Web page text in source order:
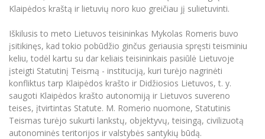
Vilniaus Karaliaus Sedžiongo institutas
Frankofoniškų šalių studijų centras
Korupcijos prevencija
Darbuotojų elektroninis paštas
darbuotojams (MFA)
Mokslininkų profiliai "CRIS"
Bendruomenės gerovė
Darbuotojų kvalifikacijos kėlimas
MRU norminių teisės aktų duomenų bazė
Intranetas
eDVS
Klaipėdos kraštą ir lietuvių noro kuo greičiau jį sulietuvinti.
Iškilusis to meto Lietuvos teisininkas Mykolas Romeris buvo
įsitikinęs, kad tokio pobūdžio ginčus geriausia spręsti teisminiu
keliu, todėl kartu su dar keliais teisininkais pasiūlė Lietuvoje
įsteigti Statutinį Teismą - instituciją, kuri turėjo nagrinėti
konfliktus tarp Klaipėdos krašto ir Didžiosios Lietuvos, t. y.
saugoti Klaipėdos krašto autonomiją ir Lietuvos suvereno
teises, įtvirtintas Statute. M. Romerio nuomone, Statutinis
Teismas turėjo sukurti lankstų, objektyvų, teisingą, civilizuotą
autonominės teritorijos ir valstybės santykių būdą.